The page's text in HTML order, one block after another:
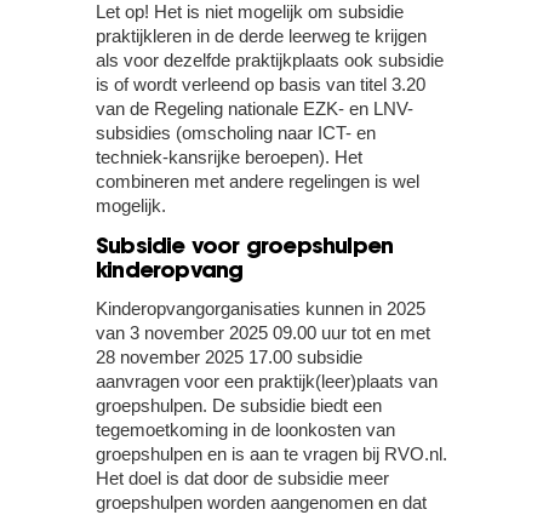
Let op! Het is niet mogelijk om subsidie
praktijkleren in de derde leerweg te krijgen
als voor dezelfde praktijkplaats ook subsidie
is of wordt verleend op basis van titel 3.20
van de Regeling nationale EZK- en LNV-
subsidies (omscholing naar ICT- en
techniek-kansrijke beroepen). Het
combineren met andere regelingen is wel
mogelijk.
Subsidie voor groepshulpen
kinderopvang
Kinderopvangorganisaties kunnen in 2025
van 3 november 2025 09.00 uur tot en met
28 november 2025 17.00 subsidie
aanvragen voor een praktijk(leer)plaats van
groepshulpen. De subsidie biedt een
tegemoetkoming in de loonkosten van
groepshulpen en is aan te vragen bij RVO.nl.
Het doel is dat door de subsidie meer
groepshulpen worden aangenomen en dat